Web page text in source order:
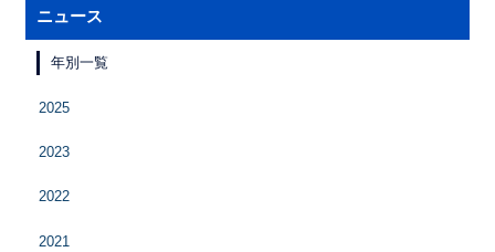
ニュース
年別一覧
2025
2023
2022
2021